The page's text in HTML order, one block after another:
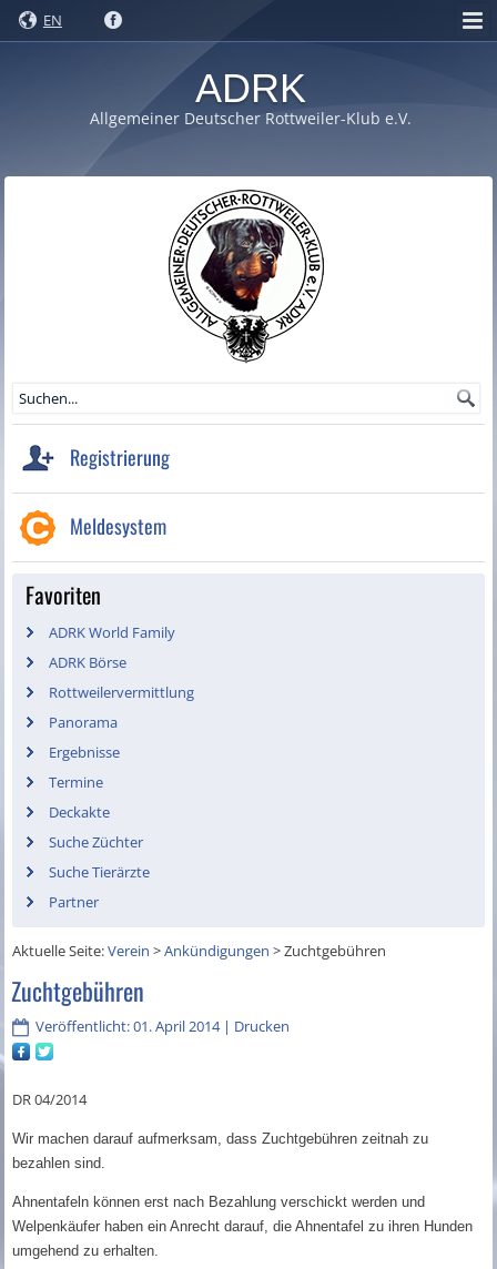
EN
ADRK
Allgemeiner Deutscher Rottweiler-Klub e.V.
Registrierung
Meldesystem
Favoriten
ADRK World Family
ADRK Börse
Rottweilervermittlung
Panorama
Ergebnisse
Termine
Deckakte
Suche Züchter
Suche Tierärzte
Partner
Aktuelle Seite:Verein >Ankündigungen >Zuchtgebühren
Zuchtgebühren
Veröffentlicht: 01. April 2014| Drucken
DR 04/2014
Wir machen darauf aufmerksam, dass Zuchtgebühren zeitnah zu
bezahlen sind.
Ahnentafeln können erst nach Bezahlung verschickt werden und
Welpenkäufer haben ein Anrecht darauf, die Ahnentafel zu ihren Hunden
umgehend zu erhalten.